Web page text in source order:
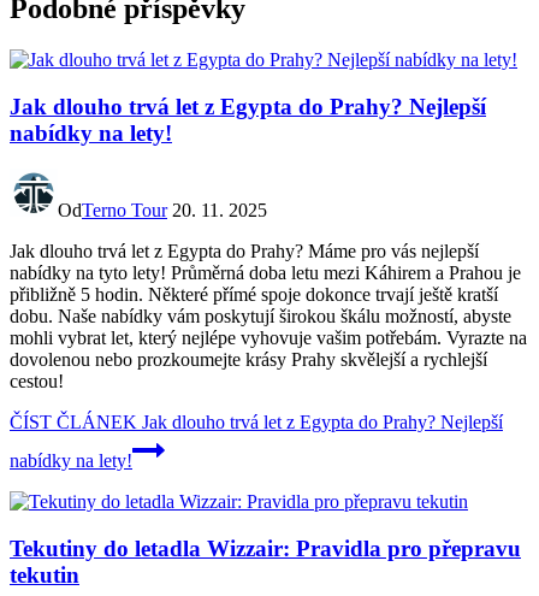
Podobné příspěvky
Jak dlouho trvá let z Egypta do Prahy? Nejlepší
nabídky na lety!
OdTerno Tour 20. 11. 2025
Jak dlouho trvá let z Egypta do Prahy? Máme pro vás nejlepší
nabídky na tyto lety! Průměrná doba letu mezi Káhirem a Prahou je
přibližně 5 hodin. Některé přímé spoje dokonce trvají ještě kratší
dobu. Naše nabídky vám poskytují širokou škálu možností, abyste
mohli vybrat let, který nejlépe vyhovuje vašim potřebám. Vyrazte na
dovolenou nebo prozkoumejte krásy Prahy skvělejší a rychlejší
cestou!
ČÍST ČLÁNEK Jak dlouho trvá let z Egypta do Prahy? Nejlepší
nabídky na lety!
Tekutiny do letadla Wizzair: Pravidla pro přepravu
tekutin